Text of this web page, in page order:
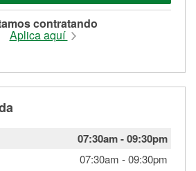
contratando
Aplica aquí
07:30am-09:30pm
07:30am -09:30pm